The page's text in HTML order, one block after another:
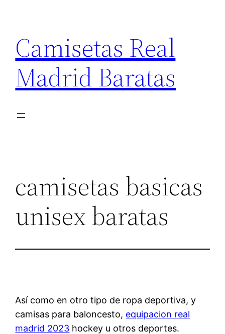
contenido
Camisetas Real
Madrid Baratas
camisetas basicas
unisex baratas
Así como en otro tipo de ropa deportiva, y
camisas para baloncesto, equipacion real
madrid 2023 hockey u otros deportes.